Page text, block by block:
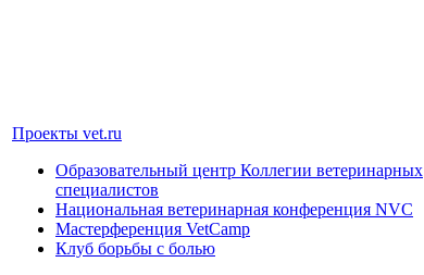
Проекты vet.ru
Образовательный центр Коллегии ветеринарных
специалистов
Национальная ветеринарная конференция NVC
Мастерференция VetCamp
Клуб борьбы с болью